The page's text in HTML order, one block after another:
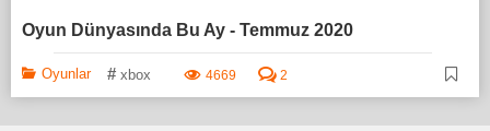
Oyun Dünyasında Bu Ay - Temmuz 2020
Oyunlar # xbox 4669 2